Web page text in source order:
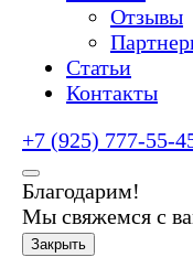
Отзывы
Статьи
Контакты
+7 (925) 777-55-
Благодарим!
Мы свяжемся с
Закрыть